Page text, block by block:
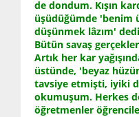
de dondum. Kışın
üşüdüğümde 'benim
düşünmek lâzım'
Bütün savaş
Artık her kar
üstünde, 'beyaz
tavsiye etmişti, iyiki
okumuşum. Herkes
öğretmenler